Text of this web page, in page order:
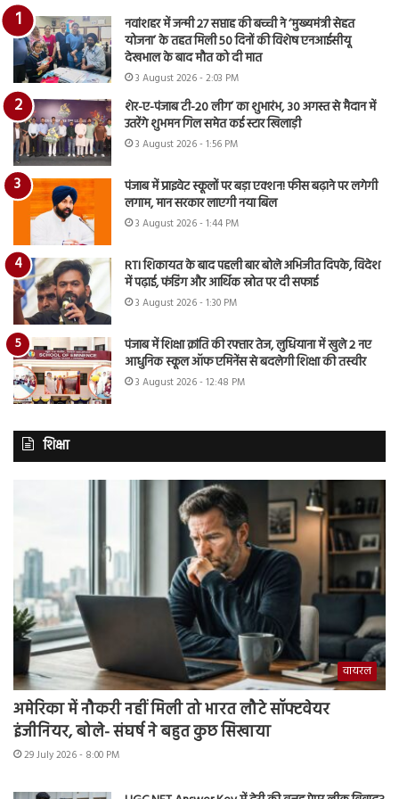
नवांशहर में जन्मी 27 सप्ताह की बच्ची ने ‘मुख्यमंत्री सेहत
योजना’ के तहत मिली 50 दिनों की विशेष एनआईसीयू
देखभाल के बाद मौत को दी मात
3 August 2026 - 2:03 PM
शेर-ए-पंजाब टी-20 लीग’ का शुभारंभ, 30 अगस्त से मैदान में
उतरेंगे शुभमन गिल समेत कई स्टार खिलाड़ी
3 August 2026 - 1:56 PM
पंजाब में प्राइवेट स्कूलों पर बड़ा एक्शन! फीस बढ़ाने पर लगेगी
लगाम, मान सरकार लाएगी नया बिल
3 August 2026 - 1:44 PM
RTI शिकायत के बाद पहली बार बोले अभिजीत दिपके, विदेश
में पढ़ाई, फंडिंग और आर्थिक स्रोत पर दी सफाई
3 August 2026 - 1:30 PM
पंजाब में शिक्षा क्रांति की रफ्तार तेज, लुधियाना में खुले 2 नए
आधुनिक स्कूल ऑफ एमिनेंस से बदलेगी शिक्षा की तस्वीर
3 August 2026 - 12:48 PM
शिक्षा
वायरल
अमेरिका में नौकरी नहीं मिली तो भारत लौटे सॉफ्टवेयर
इंजीनियर, बोले- संघर्ष ने बहुत कुछ सिखाया
29 July 2026 - 8:00 PM